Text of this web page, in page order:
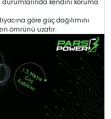
durumlarında kendini koruma
göre güç dağılımını
ömrünü uzatır.